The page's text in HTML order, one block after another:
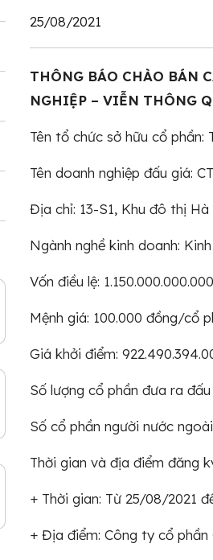
25/08/2021
THÔNG BÁO CHÀO BÁN
NGHIỆP – VIỄN THÔNG
Tên tổ chức sở hữu cổ
Tên doanh nghiệp đấu giá:
Địa chỉ: 13-S1, Khu đô thị Hà
Ngành nghề kinh doanh:
Vốn điều lệ:
Mệnh giá: 100.000 đồng/cổ
Giá khởi điểm:
Số lượng cổ phần đưa ra
Số cổ phần người nước
Thời gian và địa điểm đăng
+ Thời gian: Từ 25/08/2021
+ Địa điểm: Công ty cổ phần